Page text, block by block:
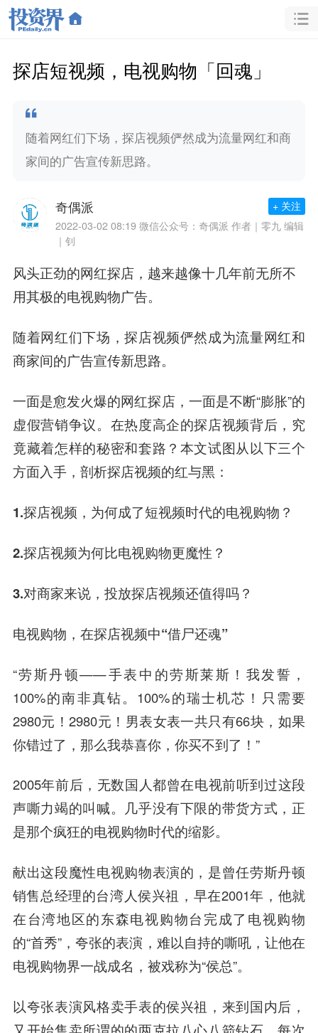
探店短视频，电视购物「回魂」
随着网红们下场，探店视频俨然成为流量网红和商
家间的广告宣传新思路。
奇偶派
2022-03-02 08:19 微信公众号：奇偶派 作者｜零九 编辑
｜钊
+ 关注
风头正劲的网红探店，越来越像十几年前无所不
用其极的电视购物广告。
随着网红们下场，探店视频俨然成为流量网红和
商家间的广告宣传新思路。
一面是愈发火爆的网红探店，一面是不断“膨胀”的
虚假营销争议。在热度高企的探店视频背后，究
竟藏着怎样的秘密和套路？本文试图从以下三个
方面入手，剖析探店视频的红与黑：
1.探店视频，为何成了短视频时代的电视购物？
2.探店视频为何比电视购物更魔性？
3.对商家来说，投放探店视频还值得吗？
电视购物，在探店视频中“借尸还魂”
“劳斯丹顿——手表中的劳斯莱斯！我发誓，
100%的南非真钻。100%的瑞士机芯！只需要
2980元！2980元！男表女表一共只有66块，如果
你错过了，那么我恭喜你，你买不到了！”
2005年前后，无数国人都曾在电视前听到过这段
声嘶力竭的叫喊。几乎没有下限的带货方式，正
是那个疯狂的电视购物时代的缩影。
献出这段魔性电视购物表演的，是曾任劳斯丹顿
销售总经理的台湾人侯兴祖，早在2001年，他就
在台湾地区的东森电视购物台完成了电视购物
的“首秀”，夸张的表演，难以自持的嘶吼，让他在
电视购物界一战成名，被戏称为“侯总”。
以夸张表演风格卖手表的侯兴祖，来到国内后，